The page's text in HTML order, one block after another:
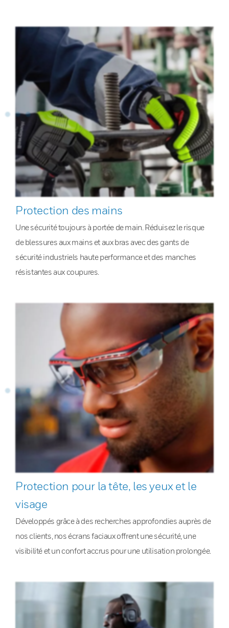
Protection des mains
Une sécurité toujours à portée de main. Réduisez le risque
de blessures aux mains et aux bras avec des gants de
sécurité industriels haute performance et des manches
résistantes aux coupures.
Protection pour la tête, les yeux et le
visage
Développés grâce à des recherches approfondies auprès de
nos clients, nos écrans faciaux offrent une sécurité, une
visibilité et un confort accrus pour une utilisation prolongée.